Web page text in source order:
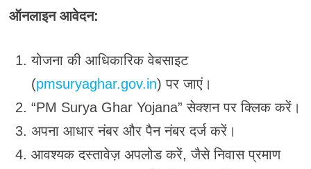
ऑनलाइन आवेदन:
योजना की आधिकारिक वेबसाइट
(pmsuryaghar.gov.in) पर जाएं।
“PM Surya Ghar Yojana” सेक्शन पर क्लिक करें।
अपना आधार नंबर और पैन नंबर दर्ज करें।
आवश्यक दस्तावेज़ अपलोड करें, जैसे निवास प्रमाण